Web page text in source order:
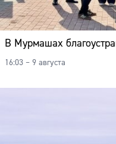
В Мурмашах
16:03 – 9 августа